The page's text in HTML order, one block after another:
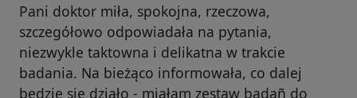
Pani doktor miła, spokojna, rzeczowa,
szczegółowo odpowiadała na pytania,
niezwykle taktowna i delikatna w trakcie
badania. Na bieżąco informowała, co dalej
będzie się działo - miałam zestaw badañ do